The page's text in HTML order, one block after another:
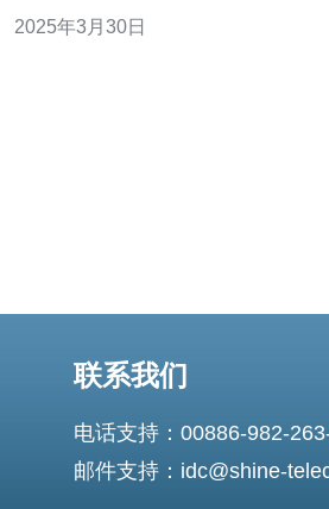
找到最佳的柬埔寨网络服务器地址。 在选择柬埔寨网络服
2025年3月30日
联系我们
电话支持：00886-982-
邮件支持：idc@shine-